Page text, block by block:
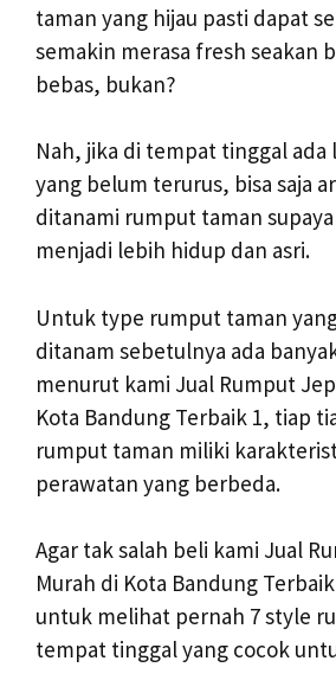
taman yang hijau pasti dapat
semakin merasa fresh seakan
bebas, bukan?
Nah, jika di tempat tinggal ada
yang belum terurus, bisa saja
ditanami rumput taman
menjadi lebih hidup dan asri.
Untuk type rumput taman
ditanam sebetulnya ada
menurut kami Jual Rumput
Kota Bandung Terbaik 1, tiap
rumput taman miliki
perawatan yang berbeda.
Agar tak salah beli kami Jual
Murah di Kota Bandung
untuk melihat pernah 7 style
tempat tinggal yang cocok